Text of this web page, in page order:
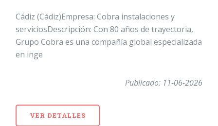
Cádiz (Cádiz)Empresa: Cobra instalaciones y
serviciosDescripción: Con 80 años de trayectoria,
Grupo Cobra es una compañía global especializada
en inge
Publicado: 11-06-2026
VER DETALLES